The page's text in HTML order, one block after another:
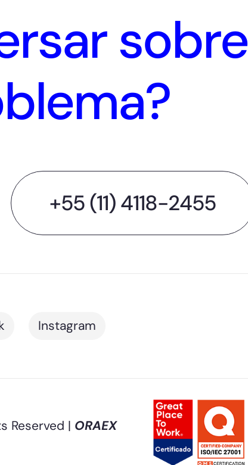
sobre
+55 (11) 4118-2455
Instagram
Reserved | ORAEX